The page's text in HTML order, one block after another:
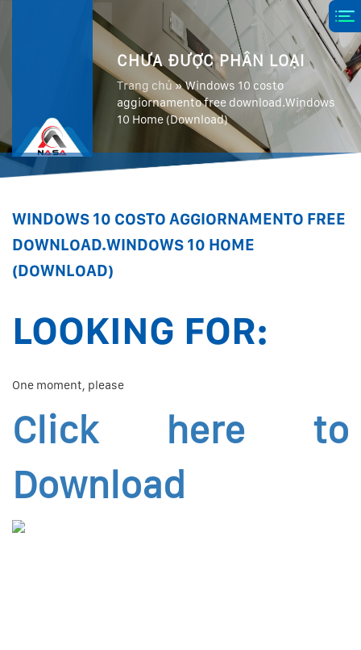
CHƯA ĐƯỢC PHÂN LOẠI
Trang chủ»Windows 10 costo
aggiornamento free download.Windows
10 Home (Download)
WINDOWS 10 COSTO AGGIORNAMENTO FREE
DOWNLOAD.WINDOWS 10 HOME
(DOWNLOAD)
LOOKING FOR:
One moment, please
Click here to
Download